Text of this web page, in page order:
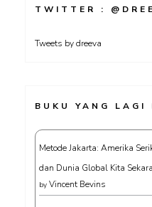
TWITTER :
Tweets by dreeva
BUKU YANG LAGI
Metode Jakarta: Amerika
dan Dunia Global Kita
by Vincent Bevins